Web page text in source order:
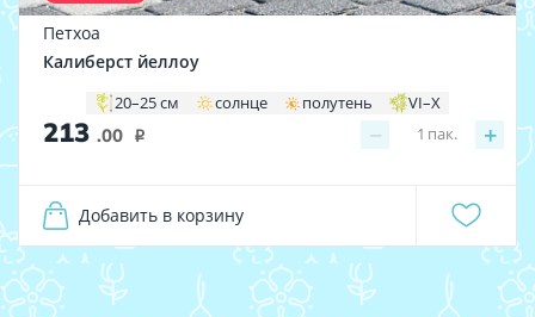
Петхоа
Калиберст йеллоу
20–25 см солнце полутень VI–X
213 .00 i − +
1 пак.
Добавить в корзину